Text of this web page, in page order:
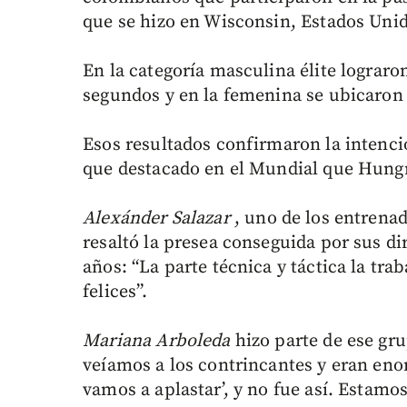
que se hizo en Wisconsin, Estados
En la categoría masculina élite
segundos y en la femenina se
Esos resultados confirmaron la
que destacado en el Mundial que
Alexánder Salazar, uno de los
resaltó la presea conseguida por sus
años: “La parte técnica y táctica la
felices”.
Mariana Arboleda hizo parte de ese
veíamos a los contrincantes y eran
vamos a aplastar’, y no fue así.